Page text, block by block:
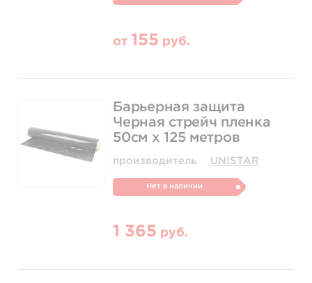
от 155 руб.
Барьерная защита
Черная стрейч пленка
50см х 125 метров
производитель UNISTAR
Нет в наличии
1 365 руб.